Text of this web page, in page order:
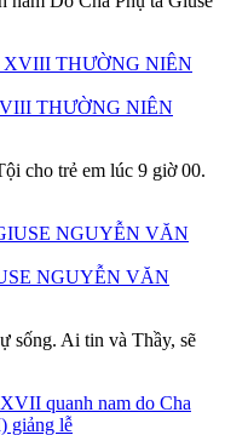
THƯỜNG NIÊN
cho trẻ em lúc 9 giờ 00.
NGUYỄN VĂN
sống. Ai tin và Thầy, sẽ